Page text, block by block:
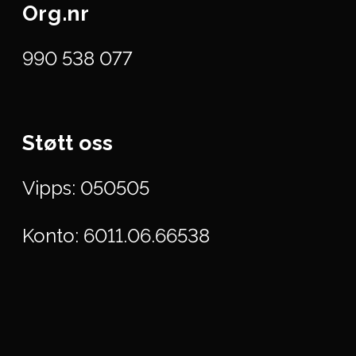
Org.nr
990 538 077
Støtt oss
Vipps: 050505
Konto: 6011.06.66538